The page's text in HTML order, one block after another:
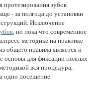
протезирования зубов
- за полгода до установки
Исключение
, но пока что современное
методике на практике
общего правила является и
основы для фиксации полных
вся процедура,
одно посещение.